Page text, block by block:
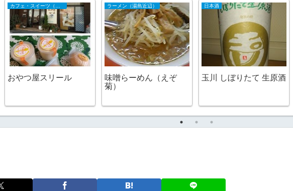
カフェ・スイーツ（山陰）
おやつ屋スリール
ラーメン（湯島近辺）
味噌らーめん（えぞ
菊）
日本酒
玉川 しぼりたて 生原酒